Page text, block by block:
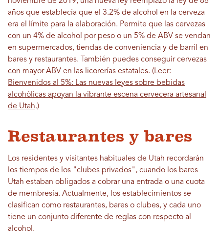
años que establecía que el 3.2% de alcohol en la cerveza
era el límite para la elaboración. Permite que las cervezas
con un 4% de alcohol por peso o un 5% de ABV se vendan
en supermercados, tiendas de conveniencia y de barril en
bares y restaurantes. También puedes conseguir cervezas
con mayor ABV en las licorerías estatales. (Leer:
Bienvenidos al 5%: Las nuevas leyes sobre bebidas
alcohólicas apoyan la vibrante escena cervecera artesanal
de Utah.)
Restaurantes y bares
Los residentes y visitantes habituales de Utah recordarán
los tiempos de los "clubes privados", cuando los bares
Utah estaban obligados a cobrar una entrada o una cuota
de membresía. Actualmente, los establecimientos se
clasifican como restaurantes, bares o clubes, y cada uno
tiene un conjunto diferente de reglas con respecto al
alcohol.